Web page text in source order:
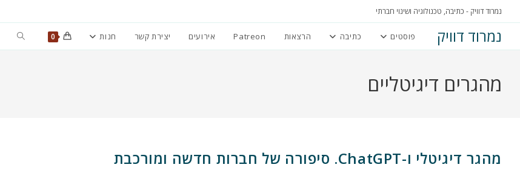
to
content
נמרוד דוויק - כתיבה, טכנולוגיה ושינוי חברתי
נמרוד דוויק פוסטים כתיבה הרצאות Patreon אירועים יצירת קשר חנות 0
Toggle
מהגרים דיגיטליים
מהגר דיגיטלי ו-ChatGPT. סיפורה של חברות חדשה ומורכבת